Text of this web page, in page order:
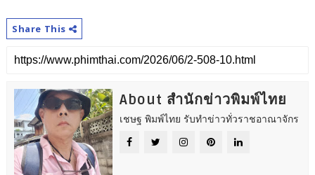
Share This
About สำนักข่าวพิมพ์ไทย
เชษฐ พิมพ์ไทย รับทำข่าวทั่วราชอาณาจักร